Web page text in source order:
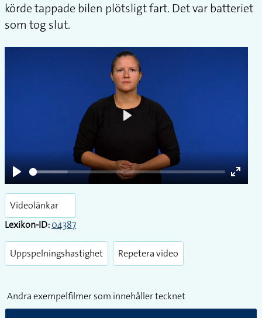
körde tappade bilen plötsligt fart. Det var batteriet
som tog slut.
Play
Enter
Videolänkar
Lexikon-ID:04387
Uppspelningshastighet Repetera video
Andra exempelfilmer som innehåller tecknet